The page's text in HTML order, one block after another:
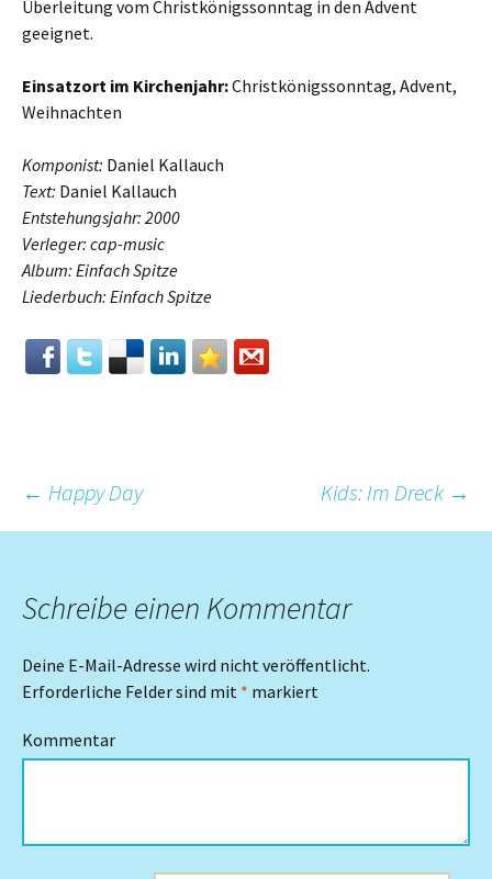
Überleitung vom Christkönigssonntag in den Advent
geeignet.
Einsatzort im Kirchenjahr:Christkönigssonntag, Advent,
Weihnachten
Komponist: Daniel Kallauch
Text: Daniel Kallauch
Entstehungsjahr: 2000
Verleger: cap-music
Album: Einfach Spitze
Liederbuch: Einfach Spitze
Beitrags-
← Happy Day Kids: Im Dreck →
Schreibe einen Kommentar
Deine E-Mail-Adresse wird nicht veröffentlicht.
Erforderliche Felder sind mit * markiert
Kommentar